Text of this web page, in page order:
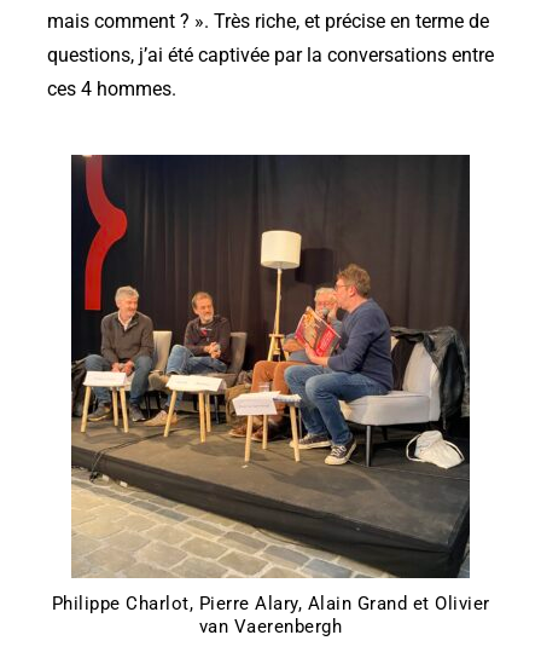
mais comment ? ». Très riche, et précise en terme de
questions, j’ai été captivée par la conversations entre
ces 4 hommes.
Philippe Charlot, Pierre Alary, Alain Grand et Olivier
van Vaerenbergh